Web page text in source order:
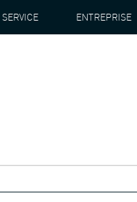
SERVICE ENTREPRISE